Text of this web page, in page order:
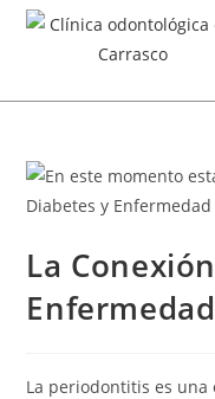
La
La periodontitis es